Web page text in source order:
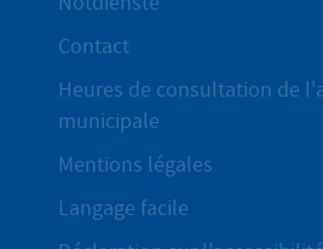
Contact
Heures de consultation de
municipale
Mentions légales
Langage facile